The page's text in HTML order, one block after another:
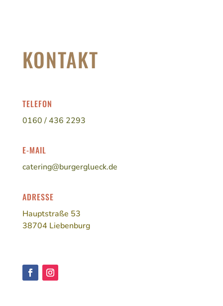
KONTAKT
TELEFON
0160 / 436 2293
E-MAIL
catering@burgerglueck.de
ADRESSE
Hauptstraße 53
38704 Liebenburg